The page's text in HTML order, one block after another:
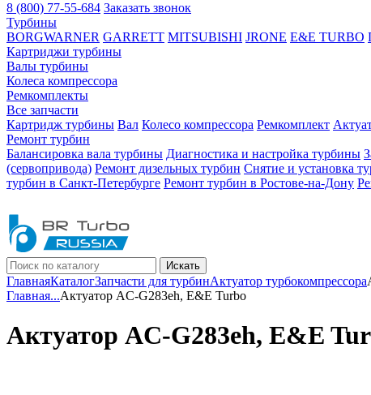
8 (800) 77-55-684 Заказать звонок
Турбины
BORGWARNER GARRETT MITSUBISHI JRONE E&E TURBO
Картриджи турбины
Валы турбины
Колеса компрессора
Ремкомплекты
Все запчасти
Картридж турбины Вал Колесо компрессора Ремкомплект
Ремонт турбин
Балансировка вала турбины Диагностика и настройка турбины
(сервопривода) Ремонт дизельных турбин Снятие и установка
турбин в Санкт-Петербурге Ремонт турбин в Ростове-на-Дону
Искать
ГлавнаяКаталогЗапчасти для турбинАктуатор турбокомпрессора
Главная...Актуатор AC-G283eh, E&E Turbo
Актуатор AC-G283eh, E&E